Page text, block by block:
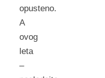
opusteno.
A
ovog
leta
–